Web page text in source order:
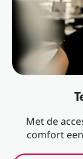
Met de
comfort